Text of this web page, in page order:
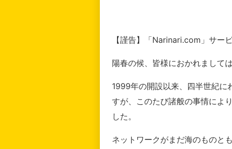
【謹告】「Narinari.com」サー
陽春の候、皆様におかれまして
1999年の開設以来、四半世紀に
すが、このたび諸般の事情によ
した。
ネットワークがまだ海のものと